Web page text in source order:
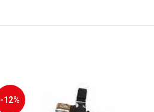
-12%